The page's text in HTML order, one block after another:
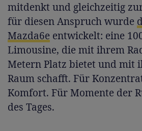
mitdenkt und gleichzeitig
für diesen Anspruch wurde
Mazda6e entwickelt: eine
Limousine, die mit ihrem
Metern Platz bietet und mit
Raum schafft. Für
Komfort. Für Momente der
des Tages.